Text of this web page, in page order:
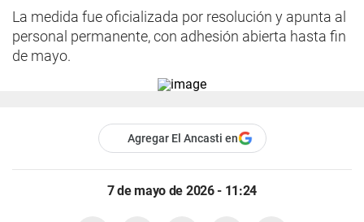
La medida fue oficializada por resolución y apunta al
personal permanente, con adhesión abierta hasta fin
de mayo.
Agregar El Ancasti en
7 de mayo de 2026 - 11:24